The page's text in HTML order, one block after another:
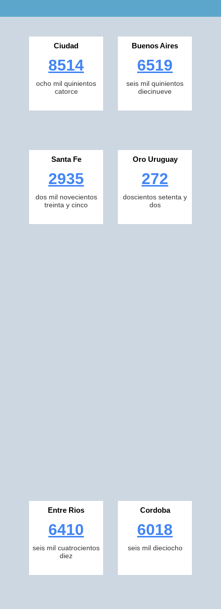
Ciudad
8514
ocho mil quinientos
catorce
Buenos Aires
6519
seis mil quinientos
diecinueve
Santa Fe
2935
dos mil novecientos
treinta y cinco
Oro Uruguay
272
doscientos setenta y
dos
Entre Rios
6410
seis mil cuatrocientos
diez
Cordoba
6018
seis mil dieciocho